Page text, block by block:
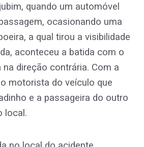
quando um automóvel
ocasionando uma
a qual tirou a visibilidade
aconteceu a batida com o
direção contrária. Com a
motorista do veículo que
e a passageira do outro
local.